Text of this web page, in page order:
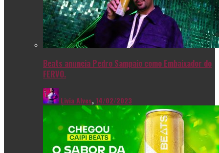
Beats anuncia Pedro Sampaio como Embaixador do
FERVO.
Livia Alves,14/02/2023